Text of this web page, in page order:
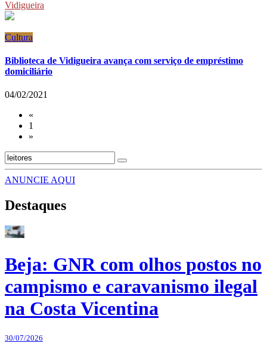
Vidigueira
Cultura
Biblioteca de Vidigueira avança com serviço de empréstimo
domiciliário
04/02/2021
«
1
»
ANUNCIE AQUI
Destaques
Beja: GNR com olhos postos no
campismo e caravanismo ilegal
na Costa Vicentina
30/07/2026